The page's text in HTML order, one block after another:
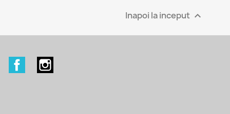
Inapoi la inceput 
Facebook